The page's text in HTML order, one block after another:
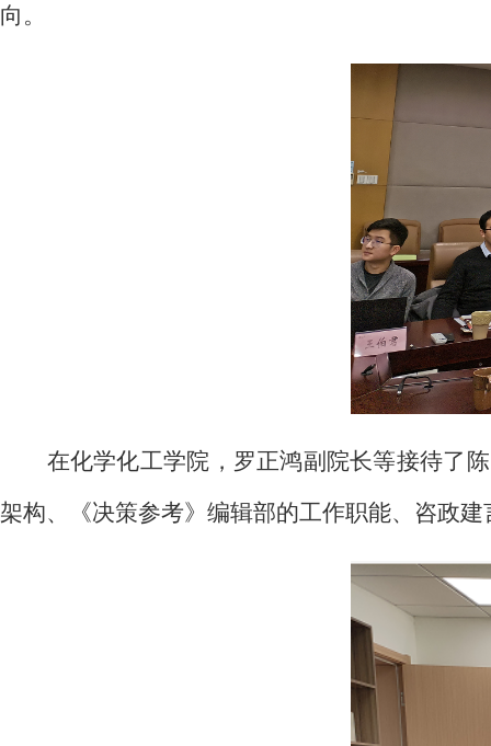
向。
在化学化工学院，罗正鸿副院长等接待了
架构、《决策参考》编辑部的工作职能、咨政